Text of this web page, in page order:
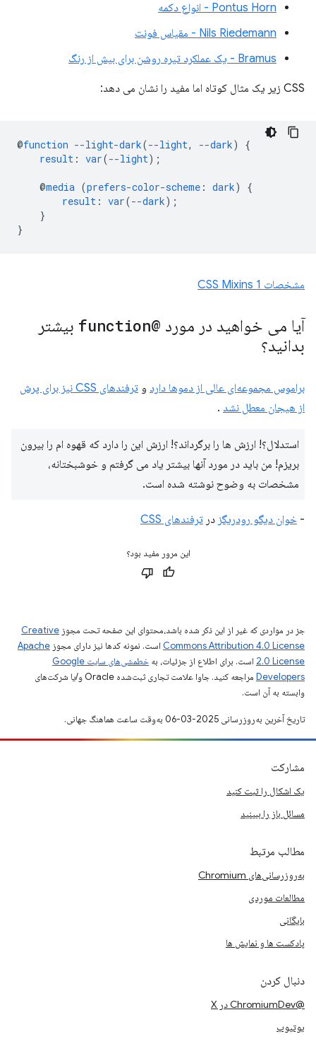
Pontus Horn - انواع دکمه
Nils Riedemann - مقیاس فونت
Bramus - یک عملکرد تیره روشن برای بیش از رنگ
CSS زیر یک مثال کوتاه اما مفید را نشان می دهد:
@function --light-dark(--light, --dark)
{
result : var(--light);
@media (prefers-color-scheme : dark)
{
result : var(--dark);
}
}
مشخصات CSS Mixins 1
آیا می خواهید در مورد @function
بیشتر
بدانید؟
براموس مجموعه‌ای عالی از دموها دارد و
ترفندهای CSS نیز برای پرش
از هیجان معطل نشد .
استدلال؟! ارزش ها را برگرداند؟! ارزش این را دارد که قهوه ام را بیرون
بریزم! من باید در مورد آنها بیشتر یاد می گرفتم و خوشبختانه،
مشخصات به وضوح نوشته شده است.
- خوان دیگو رودریگز در ترفندهای CSS
این مرور مفید بود؟
جز در مواردی که غیر از این ذکر شده باشد،‌محتوای این صفحه تحت مجوز Creative
Commons Attribution 4.0 License است. نمونه کدها نیز دارای مجوز Apache
2.0 License است. برای اطلاع از جزئیات، به
خطمشی‌های سایت Google
Developers‏
مراجعه کنید. جاوا علامت تجاری ثبت‌شده Oracle و/یا شرکت‌های
وابسته به آن است.
تاریخ آخرین به‌روزرسانی 2025-03-06 به‌وقت ساعت هماهنگ جهانی.
مشارکت
یک اشکال را ثبت کنید
مسائل باز را ببینید
مطالب مرتبط
به‌روزرسانی‌های Chromium
مطالعات موردی
بایگانی
پادکست ها و نمایش ها
دنبال کردن
@ChromiumDev در X
یوتیوب